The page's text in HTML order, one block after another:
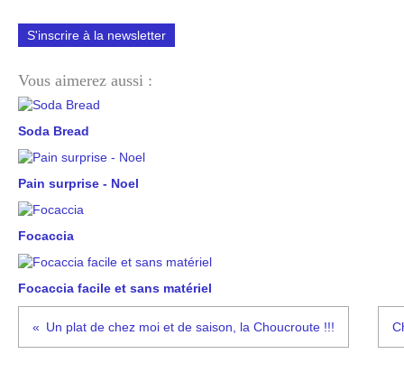
S'inscrire à la newsletter
Vous aimerez aussi :
Soda Bread
Pain surprise - Noel
Focaccia
Focaccia facile et sans matériel
Un plat de chez moi et de saison, la Choucroute !!!